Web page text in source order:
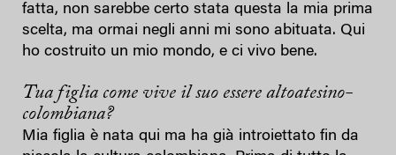
fatta, non sarebbe certo stata questa la mia prima
scelta, ma ormai negli anni mi sono abituata. Qui
ho costruito un mio mondo, e ci vivo bene.
Tua figlia come vive il suo essere altoatesino-
colombiana?
Mia figlia è nata qui ma ha già introiettato fin da